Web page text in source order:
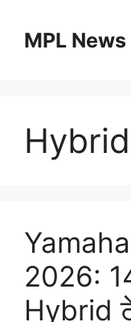
contentMPL News
2026:
Hybrid